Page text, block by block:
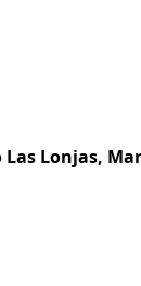
Lonjas,